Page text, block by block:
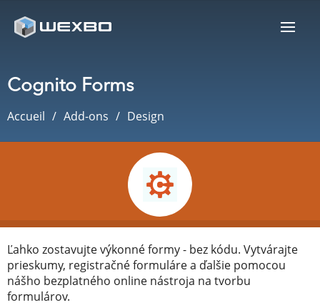
Cognito Forms
Accueil Add-ons Design
Ľahko zostavujte výkonné formy - bez kódu. Vytvárajte
prieskumy, registračné formuláre a ďalšie pomocou
nášho bezplatného online nástroja na tvorbu
formulárov.